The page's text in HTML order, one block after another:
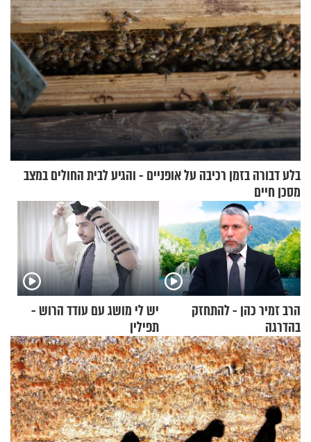
בלע דבורה בזמן רכיבה על אופניים - והגיע לבית החולים במצב
מסכן חיים
הרב זמיר כהן - להתחזק
בהדרגה
יש לי מושג עם עודד הרוש -
תפילין